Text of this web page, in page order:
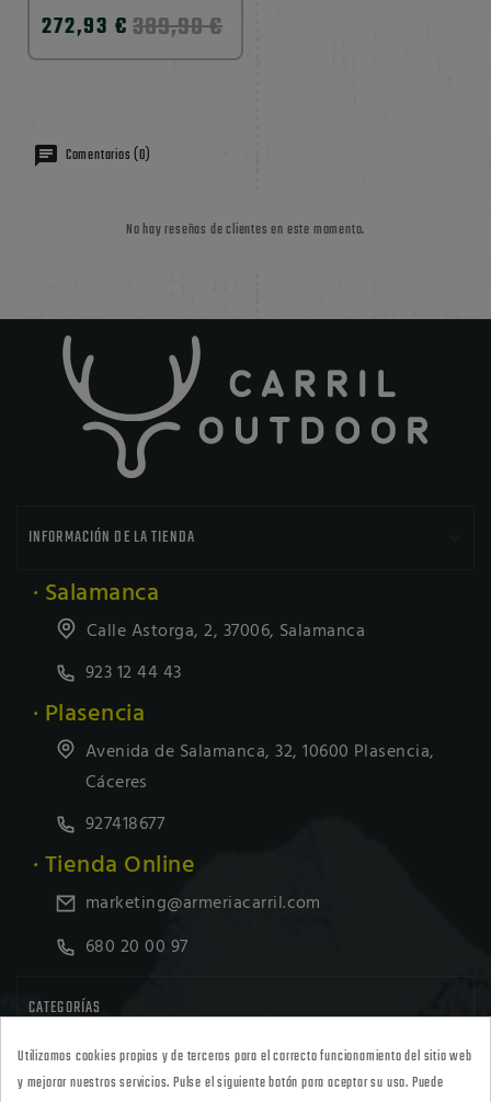
272,93 € 389,90 €
Comentarios (0)
No hay reseñas de clientes en este momento.
INFORMACIÓN DE LA TIENDA
· Salamanca
Calle Astorga, 2, 37006, Salamanca
923 12 44 43
· Plasencia
Avenida de Salamanca, 32, 10600 Plasencia,
Cáceres
927418677
· Tienda Online
marketing@armeriacarril.com
680 20 00 97
CATEGORÍAS
POLÍTICAS 
Utilizamos cookies propias y de terceros para el correcto funcionamiento del sitio web
y mejorar nuestros servicios. Pulse el siguiente botón para aceptar su uso. Puede